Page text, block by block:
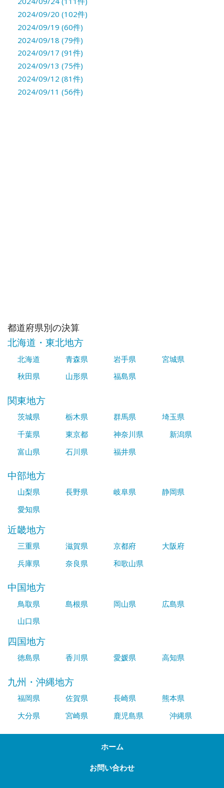
2024/09/20 (102件)
2024/09/19 (60件)
2024/09/18 (79件)
2024/09/17 (91件)
2024/09/13 (75件)
2024/09/12 (81件)
2024/09/11 (56件)
都道府県別の決算
北海道・東北地方
北海道 青森県 岩手県
宮城県
秋田県
山形県 福島県
関東地方
茨城県 栃木県 群馬県
埼玉県
千葉県
東京都 神奈川県
新潟県
富山県
石川県 福井県
中部地方
山梨県 長野県 岐阜県
静岡県
愛知県
近畿地方
三重県 滋賀県 京都府
大阪府
兵庫県
奈良県 和歌山県
中国地方
鳥取県 島根県 岡山県
広島県
山口県
四国地方
徳島県 香川県 愛媛県 高知県
九州・沖縄地方
福岡県 佐賀県 長崎県
熊本県
大分県
宮崎県 鹿児島県 沖縄県
ホーム
お問い合わせ